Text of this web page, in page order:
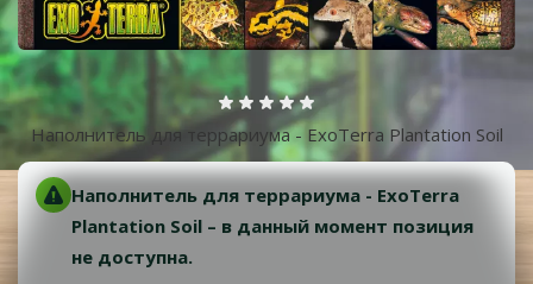
Наполнитель для террариума - ExoTerra Plantation Soil
Оценка 0%
Наполнитель для террариума - ExoTerra
Plantation Soil – в данный момент позиция
не доступна.